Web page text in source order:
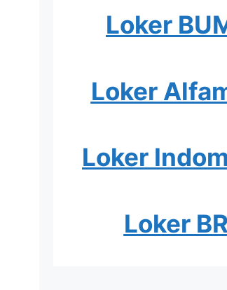
Loker
Loker
Loker
Loker